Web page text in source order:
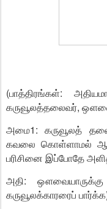
(பாத்திரங்கள்:
கருவூலத்தலைவர்,
அமை1: கருவூலத்
கவலை கொள்ளாமல்
பரிசினை இப்போதே
அதி: ஔவையாருக்கு
கருவூலக்காரரைப்